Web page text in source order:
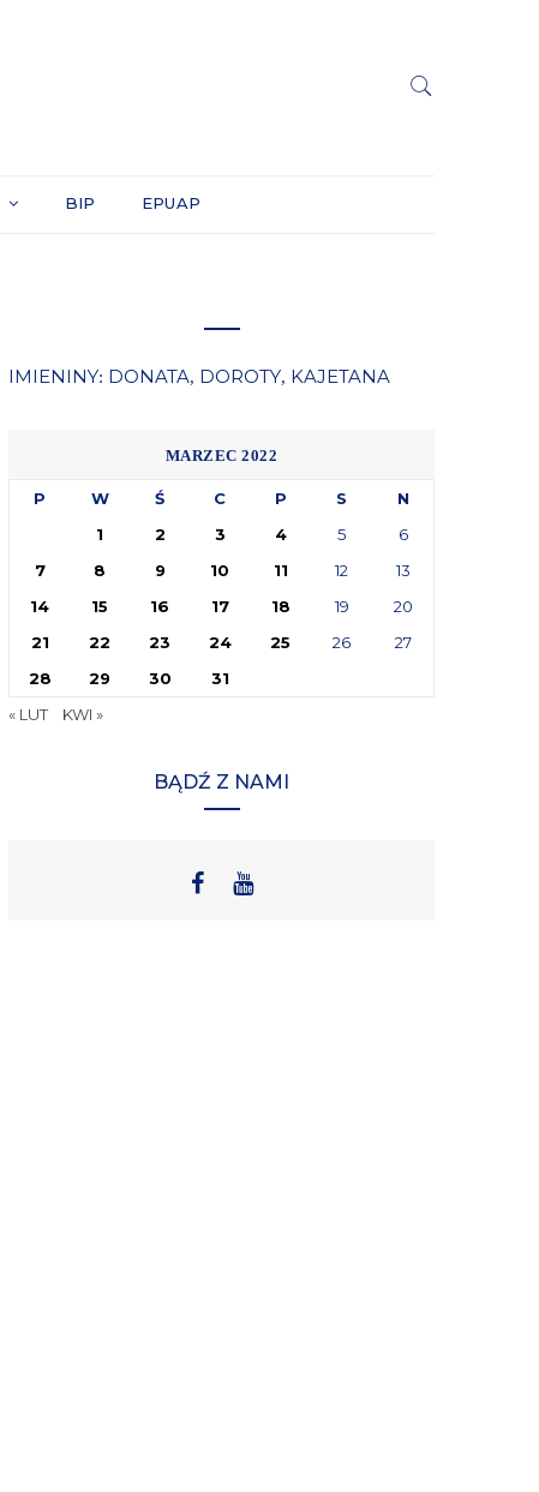
BIP EPUAP
IMIENINY: DONATA, DOROTY, KAJETANA
MARZEC 2022
P W Ś C P S
N
1
2 3 4 5
6
7
8 9 10 11 12
13
14
15 16 17 18 19
20
21
22 23 24 25 26
27
28
29 30
31
« LUT
KWI »
BĄDŹ Z NAMI